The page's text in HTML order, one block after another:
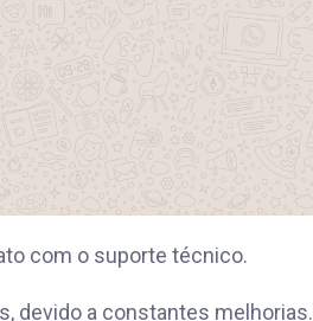
com o suporte técnico.
devido a constantes melhorias.